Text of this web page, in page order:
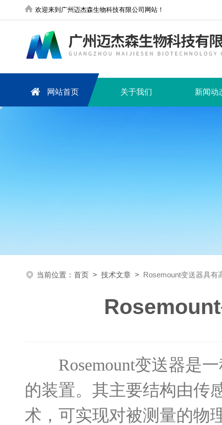
欢迎来到广州迈杰森生物科技有限公司网站！
网站首页 关于我们 新闻动
当前位置： 首页 > 技术文章 > Rosemount变送器具有
Rosemount变送器是一
的装置。其主要结构由传
术，可实现对被测量的物